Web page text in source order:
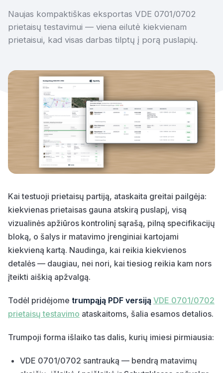
Naujas kompaktiškas eksportas VDE 0701/0702
prietaisų testavimui — viena eilutė kiekvienam
prietaisui, kad visas darbas tilptų į porą puslapių.
Kai testuoji prietaisų partiją, ataskaita greitai pailgėja:
kiekvienas prietaisas gauna atskirą puslapį, visą
vizualinės apžiūros kontrolinį sąrašą, pilną specifikacijų
bloką, o šalys ir matavimo įrenginiai kartojami
kiekvieną kartą. Naudinga, kai reikia kiekvienos
detalės — daugiau, nei nori, kai tiesiog reikia kam nors
įteikti aiškią apžvalgą.
Todėl pridėjome trumpąją PDF versiją VDE 0701/0702
prietaisų testavimo ataskaitoms, šalia esamos detalios.
Trumpoji forma išlaiko tas dalis, kurių imiesi pirmiausia:
VDE 0701/0702 santrauką — bendrą matavimų